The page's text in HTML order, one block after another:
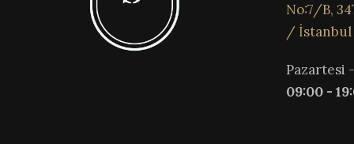
No:7/B,
/ İstanbul
Pazartesi
09:00 -